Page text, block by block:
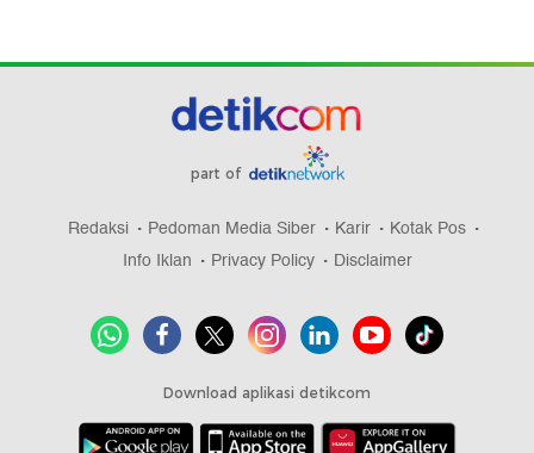
part of
Redaksi Pedoman Media Siber Karir
Kotak Pos
Info Iklan
Privacy Policy Disclaimer
Download aplikasi detikcom